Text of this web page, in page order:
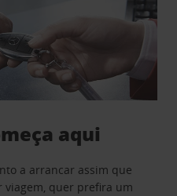
aqui
a arrancar assim que
quer prefira um